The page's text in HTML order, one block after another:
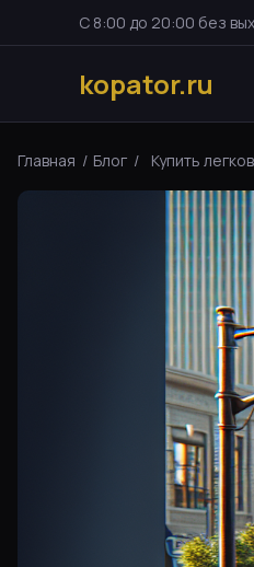
С 8:00 до 20:00 без
kopator.ru
Главная / Блог / Купить